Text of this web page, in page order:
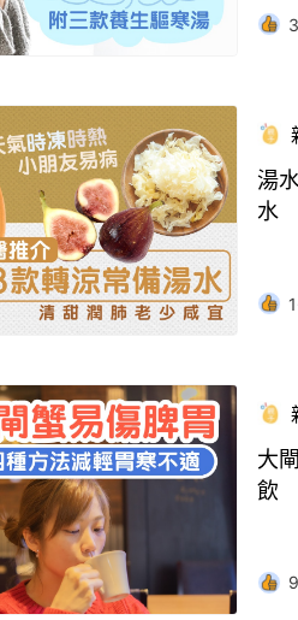
3
湯
水
大
飲
9